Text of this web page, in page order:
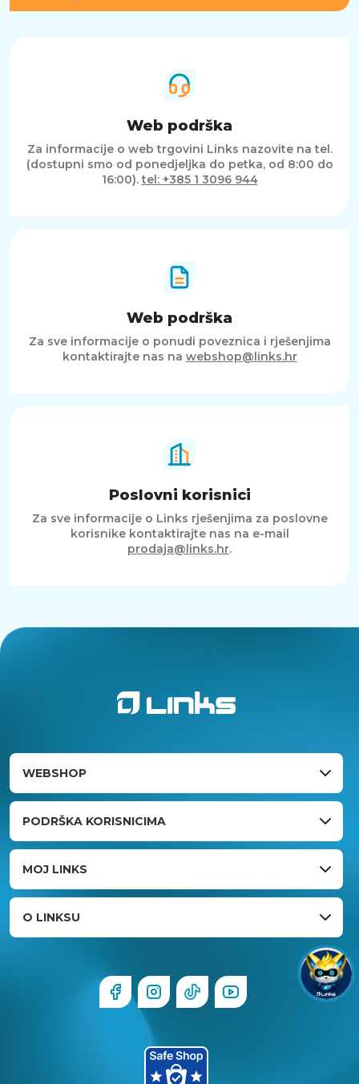
Web podrška
Za informacije o web trgovini Links nazovite na tel.
(dostupni smo od ponedjeljka do petka, od 8:00 do
16:00).tel: +385 1 3096 944
Web podrška
Za sve informacije o ponudi poveznica i rješenjima
kontaktirajte nas na webshop@links.hr
Poslovni korisnici
Za sve informacije o Links rješenjima za poslovne
korisnike kontaktirajte nas na e-mail
prodaja@links.hr.
WEBSHOP
PODRŠKA KORISNICIMA
MOJ LINKS
O LINKSU